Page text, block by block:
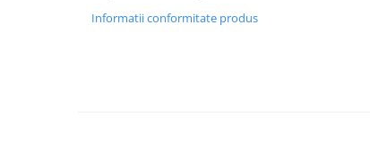
Informatii conformitate produs